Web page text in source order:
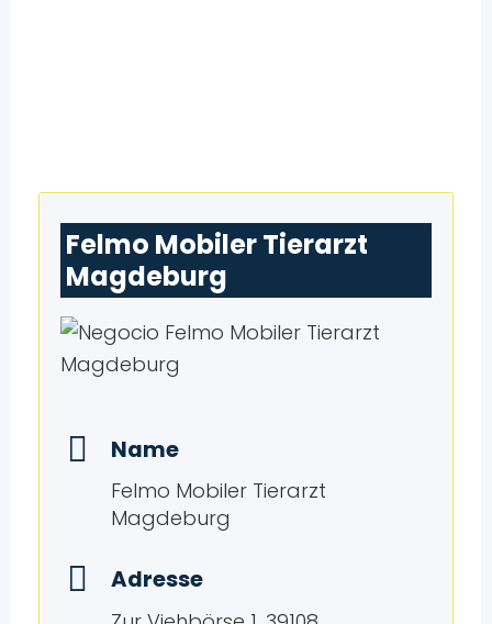
Felmo Mobiler Tierarzt
Magdeburg
Name
Felmo Mobiler Tierarzt
Magdeburg
Adresse